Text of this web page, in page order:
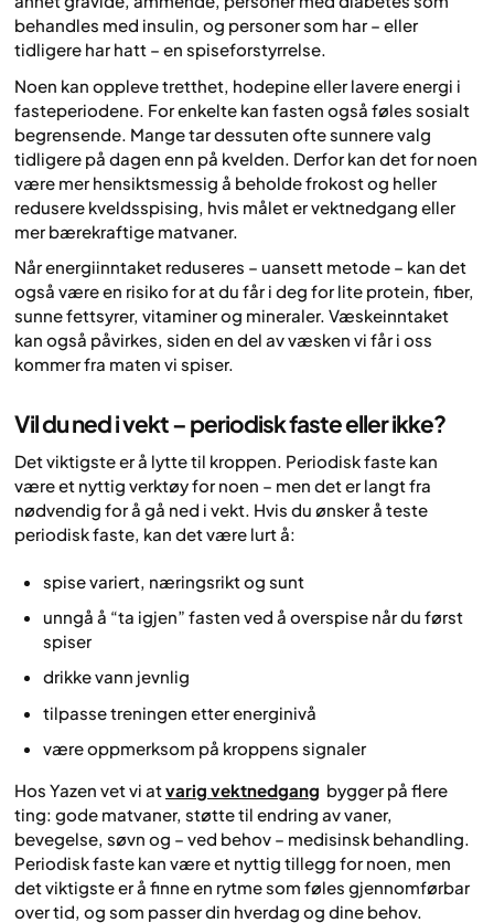
behandles med insulin, og personer som har – eller
tidligere har hatt – en spiseforstyrrelse.
Noen kan oppleve tretthet, hodepine eller lavere energi i
fasteperiodene. For enkelte kan fasten også føles sosialt
begrensende. Mange tar dessuten ofte sunnere valg
tidligere på dagen enn på kvelden. Derfor kan det for noen
være mer hensiktsmessig å beholde frokost og heller
redusere kveldsspising, hvis målet er vektnedgang eller
mer bærekraftige matvaner.
Når energiinntaket reduseres – uansett metode – kan det
også være en risiko for at du får i deg for lite protein, fiber,
sunne fettsyrer, vitaminer og mineraler. Væskeinntaket
kan også påvirkes, siden en del av væsken vi får i oss
kommer fra maten vi spiser.
Vil du ned i vekt – periodisk faste eller ikke?
Det viktigste er å lytte til kroppen. Periodisk faste kan
være et nyttig verktøy for noen – men det er langt fra
nødvendig for å gå ned i vekt. Hvis du ønsker å teste
periodisk faste, kan det være lurt å:
spise variert, næringsrikt og sunt
unngå å “ta igjen” fasten ved å overspise når du først
spiser
drikke vann jevnlig
tilpasse treningen etter energinivå
være oppmerksom på kroppens signaler
Hos Yazen vet vi atvarig vektnedgang bygger på flere
ting: gode matvaner, støtte til endring av vaner,
bevegelse, søvn og – ved behov – medisinsk behandling.
Periodisk faste kan være et nyttig tillegg for noen, men
det viktigste er å finne en rytme som føles gjennomførbar
over tid, og som passer din hverdag og dine behov.